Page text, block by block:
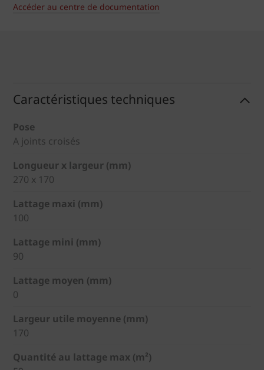
Accéder au centre de documentation
Caractéristiques techniques
Pose
A joints croisés
Longueur x largeur (mm)
270 x 170
Lattage maxi (mm)
100
Lattage mini (mm)
90
Lattage moyen (mm)
0
Largeur utile moyenne (mm)
170
Quantité au lattage max (m²)